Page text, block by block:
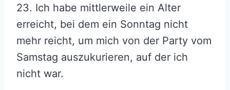
23. Ich habe mittlerweile ein Alter
erreicht, bei dem ein Sonntag nicht
mehr reicht, um mich von der Party vom
Samstag auszukurieren, auf der ich
nicht war.